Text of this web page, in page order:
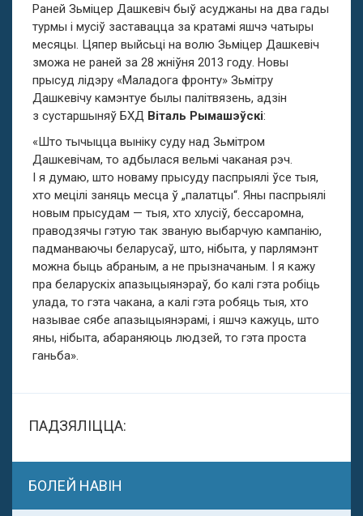
Раней Зьміцер Дашкевіч быў асуджаны на два гады
турмы і мусіў заставацца за кратамі яшчэ чатыры
месяцы. Цяпер выйсьці на волю Зьміцер Дашкевіч
зможа не раней за 28 жніўня 2013 году. Новы
прысуд лідэру «Маладога фронту» Зьмітру
Дашкевічу камэнтуе былы палітвязень, адзін
з сустаршыняў БХД Віталь Рымашэўскі:
«Што тычыцца выніку суду над Зьмітром
Дашкевічам, то адбылася вельмі чаканая рэч.
І я думаю, што новаму прысуду паспрыялі ўсе тыя,
хто мецілі заняць месца ў „палатцы“. Яны паспрыялі
новым прысудам — тыя, хто хлусіў, бессаромна,
праводзячы гэтую так званую выбарчую кампанію,
падманваючы беларусаў, што, нібыта, у парлямэнт
можна быць абраным, а не прызначаным. І я кажу
пра беларускіх апазыцыянэраў, бо калі гэта робіць
улада, то гэта чакана, а калі гэта робяць тыя, хто
называе сябе апазыцыянэрамі, і яшчэ кажуць, што
яны, нібыта, абараняюць людзей, то гэта проста
ганьба».
ПАДЗЯЛІЦЦА:
БОЛЕЙ НАВІН